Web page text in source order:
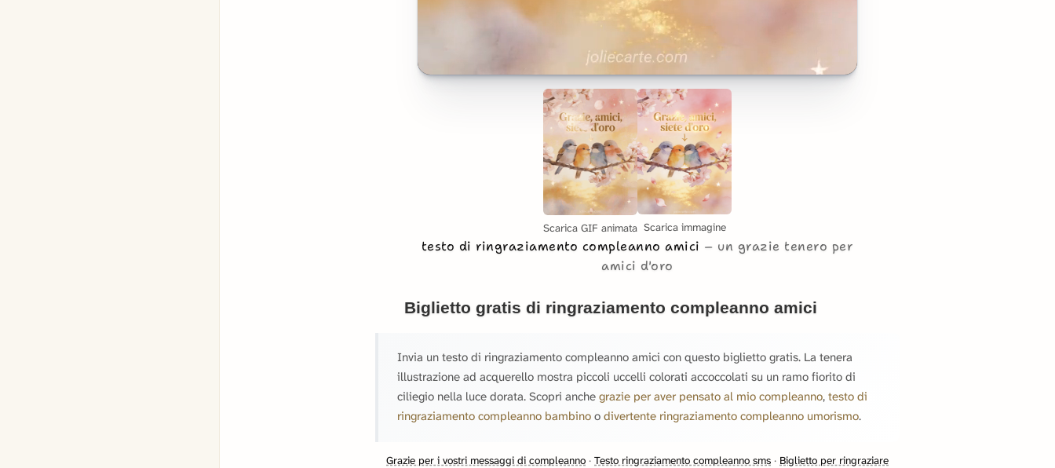
Scarica GIF animata Scarica immagine
testo di ringraziamento compleanno amici
un grazie tenero per
amici d'oro
Biglietto gratis di ringraziamento compleanno amici
Invia un testo di ringraziamento compleanno amici con questo biglietto gratis. La tenera
illustrazione ad acquerello mostra piccoli uccelli colorati accoccolati su un ramo fiorito di
ciliegio nella luce dorata. Scopri anche grazie per aver pensato al mio compleanno, testo di
ringraziamento compleanno bambino o divertente ringraziamento compleanno umorismo.
Grazie per i vostri messaggi di compleanno · Testo ringraziamento compleanno sms · Biglietto per ringraziare